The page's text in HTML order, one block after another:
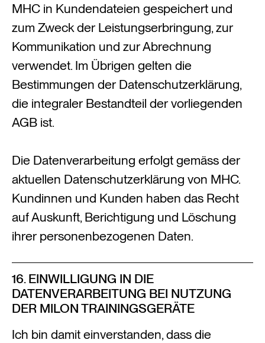
MHC in Kundendateien gespeichert und
zum Zweck der Leistungserbringung, zur
Kommunikation und zur Abrechnung
verwendet. Im Übrigen gelten die
Bestimmungen der Datenschutzerklärung,
die integraler Bestandteil der vorliegenden
AGB ist.
Die Datenverarbeitung erfolgt gemäss der
aktuellen Datenschutzerklärung von MHC.
Kundinnen und Kunden haben das Recht
auf Auskunft, Berichtigung und Löschung
ihrer personenbezogenen Daten.
16. EINWILLIGUNG IN DIE
DATENVERARBEITUNG BEI NUTZUNG
DER MILON TRAININGSGERÄTE
Ich bin damit einverstanden, dass die